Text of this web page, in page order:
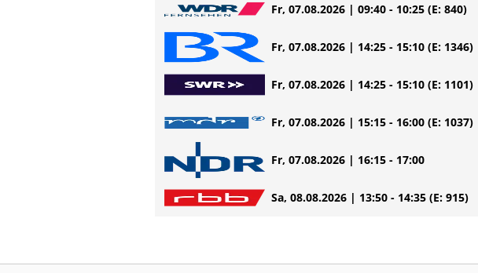
Fr, 07.08.2026 | 09:40 - 10:25 (E: 840)
Fr, 07.08.2026 | 14:25 - 15:10 (E: 1346)
Fr, 07.08.2026 | 14:25 - 15:10 (E: 1101)
Fr, 07.08.2026 | 15:15 - 16:00 (E: 1037)
Fr, 07.08.2026 | 16:15 - 17:00
Sa, 08.08.2026 | 13:50 - 14:35 (E: 915)